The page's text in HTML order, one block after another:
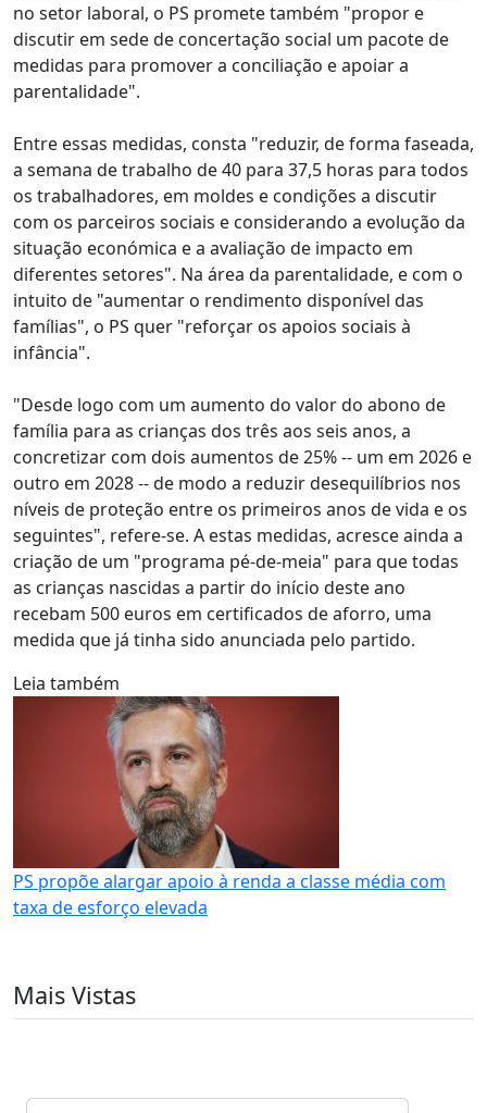
no setor laboral, o PS promete também "propor e
discutir em sede de concertação social um pacote de
medidas para promover a conciliação e apoiar a
parentalidade".
Entre essas medidas, consta "reduzir, de forma faseada,
a semana de trabalho de 40 para 37,5 horas para todos
os trabalhadores, em moldes e condições a discutir
com os parceiros sociais e considerando a evolução da
situação económica e a avaliação de impacto em
diferentes setores". Na área da parentalidade, e com o
intuito de "aumentar o rendimento disponível das
famílias", o PS quer "reforçar os apoios sociais à
infância".
"Desde logo com um aumento do valor do abono de
família para as crianças dos três aos seis anos, a
concretizar com dois aumentos de 25% -- um em 2026 e
outro em 2028 -- de modo a reduzir desequilíbrios nos
níveis de proteção entre os primeiros anos de vida e os
seguintes", refere-se. A estas medidas, acresce ainda a
criação de um "programa pé-de-meia" para que todas
as crianças nascidas a partir do início deste ano
recebam 500 euros em certificados de aforro, uma
medida que já tinha sido anunciada pelo partido.
Leia também
PS propõe alargar apoio à renda a classe média com
taxa de esforço elevada
Mais Vistas